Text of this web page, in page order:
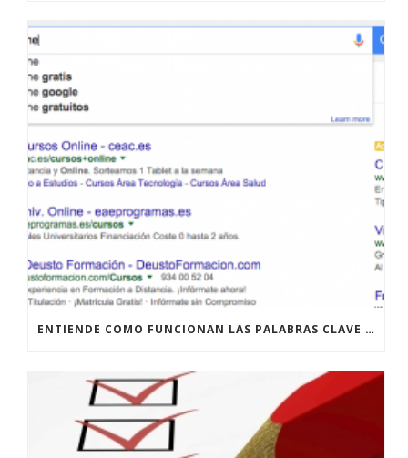
ENTIENDE COMO FUNCIONAN LAS PALABRAS CLAVE LONG TAIL